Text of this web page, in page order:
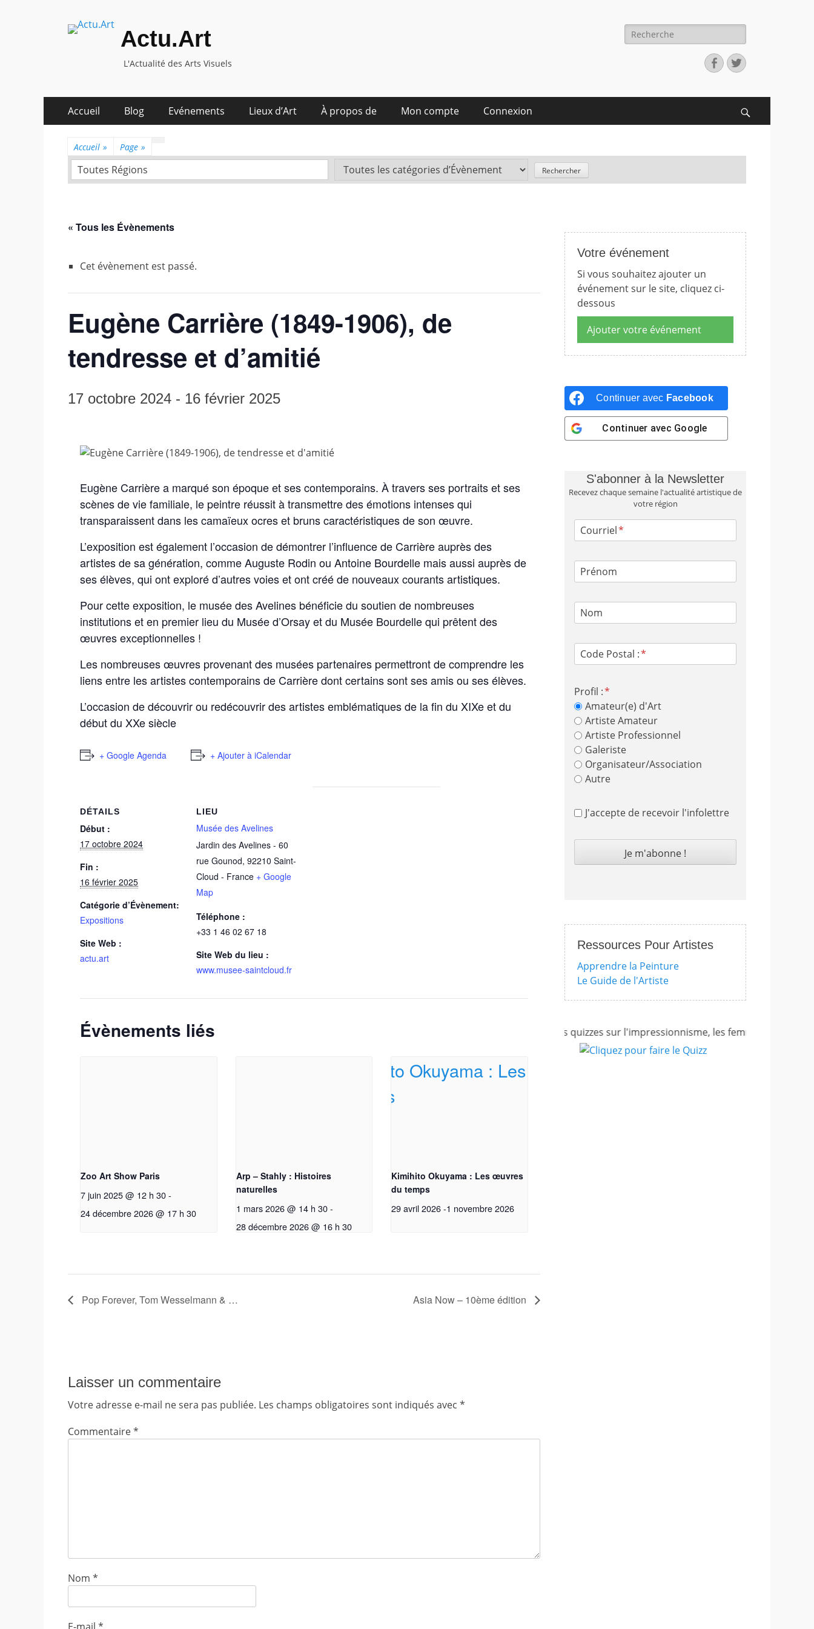
Actu.Art
L'Actualité des Arts Visuels
Recherche
pour:
Facebook
Twitter
Premier
menu
Accueil Blog Evénements Lieux d’Art À propos de Mon compte Connexion
Accueil » Page »
Toutes Régions
« Tous les Évènements
Cet évènement est passé.
Eugène Carrière (1849-1906), de
tendresse et d’amitié
17 octobre 2024 - 16 février 2025
Eugène Carrière a marqué son époque et ses contemporains. À travers ses portraits et ses
scènes de vie familiale, le peintre réussit à transmettre des émotions intenses qui
transparaissent dans les camaïeux ocres et bruns caractéristiques de son œuvre.
L’exposition est également l’occasion de démontrer l’influence de Carrière auprès des
artistes de sa génération, comme Auguste Rodin ou Antoine Bourdelle mais aussi auprès de
ses élèves, qui ont exploré d’autres voies et ont créé de nouveaux courants artistiques.
Pour cette exposition, le musée des Avelines bénéficie du soutien de nombreuses
institutions et en premier lieu du Musée d’Orsay et du Musée Bourdelle qui prêtent des
œuvres exceptionnelles !
Les nombreuses œuvres provenant des musées partenaires permettront de comprendre les
liens entre les artistes contemporains de Carrière dont certains sont ses amis ou ses élèves.
L’occasion de découvrir ou redécouvrir des artistes emblématiques de la fin du XIXe et du
début du XXe siècle
+ Google Agenda + Ajouter à iCalendar
DÉTAILS
Début :
17 octobre 2024
Fin :
16 février 2025
Catégorie d’Évènement:
Expositions
Site Web :
actu.art
LIEU
Musée des Avelines
Jardin des Avelines - 60
rue Gounod, 92210 Saint-
Cloud - France + Google
Map
Téléphone :
+33 1 46 02 67 18
Site Web du lieu :
www.musee-saintcloud.fr
Évènements liés
Zoo Art Show Paris
7 juin 2025 @ 12 h 30-
24 décembre 2026 @ 17 h 30
Arp – Stahly : Histoires
naturelles
1 mars 2026 @ 14 h 30 -
28 décembre 2026 @ 16 h 30
Kimihito Okuyama : Les œuvres
du temps
29 avril 2026-1 novembre 2026
Pop Forever, Tom Wesselmann & … Asia Now – 10ème édition
Laisser un commentaire
Votre adresse e-mail ne sera pas publiée. Les champs obligatoires sont indiqués avec *
Commentaire*
Nom *
E-mail *
Votre événement
Si vous souhaitez ajouter un
événement sur le site, cliquez ci-
dessous
Ajouter votre événement
Continuer avec Facebook
Continuer avec Google
S'abonner à la Newsletter
Recevez chaque semaine l'actualité artistique de
votre région
Courriel
Prénom
Nom
Code Postal :
Profil :
Amateur(e) d'Art
Artiste Amateur
Artiste Professionnel
Galeriste
Organisateur/Association
Autre
J'accepte de recevoir l'infolettre
Ressources Pour Artistes
Apprendre la Peinture
Le Guide de l'Artiste
Testez vos connaissances artistiques avec nos quizzes sur l'impressionnisme, les femmes artistes et